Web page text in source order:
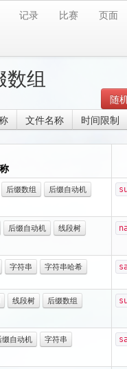
记录 比赛 页面
数组
随
文件名称 时间限制
后缀数组
后缀自动机
后缀自动机
线段树
字符串 字符串哈希
线段树
后缀数组
缀自动机
字符串